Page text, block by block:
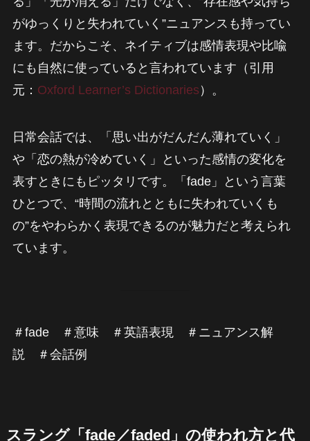
がゆっくりと失われていく”ニュアンスも持ってい
ます。だからこそ、ネイティブは感情表現や比喩
にも自然に使っていると言われています（引用
元： Oxford Learner’s Dictionaries ）。
日常会話では、「思い出がだんだん薄れていく」
や「恋の熱が冷めていく」といった感情の変化を
表すときにもピッタリです。「fade」という言葉
ひとつで、“時間の流れとともに失われていくも
の”をやわらかく表現できるのが魅力だと考えられ
ています。
＃fade ＃意味 ＃英語表現 ＃ニュアンス解
説 ＃会話例
スラング「fade／faded」の使われ方と代